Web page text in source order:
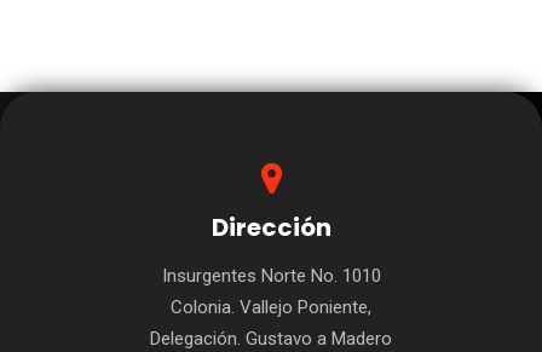
Dirección
Insurgentes Norte No. 1010
Colonia. Vallejo Poniente,
Delegación. Gustavo a Madero